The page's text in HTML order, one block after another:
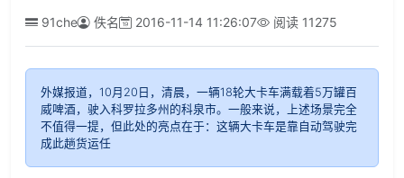
91che 佚名 2016-11-14 11:26:07 阅读 11275
外媒报道，10月20日，清晨，一辆18轮大卡车满载着5万罐百
威啤酒，驶入科罗拉多州的科泉市。一般来说，上述场景完全
不值得一提，但此处的亮点在于：这辆大卡车是靠自动驾驶完
成此趟货运任